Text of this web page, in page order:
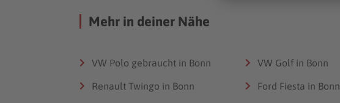
Mehr in deiner Nähe
VW Polo gebraucht in Bonn
Renault Twingo in Bonn
VW Golf in Bonn
Ford Fiesta in Bonn